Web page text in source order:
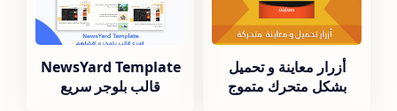
أزرار معاينة و تحميل
بشكل متحرك متموج
NewsYard Template
قالب بلوجر سريع